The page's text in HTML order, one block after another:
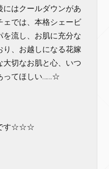
にはクールダウンがあ
ェでは、本格シェービ
を流し、お肌に充分な
り、お越しになる花嫁
大切なお肌と心、いつ
ってほしい……☆
です☆☆☆